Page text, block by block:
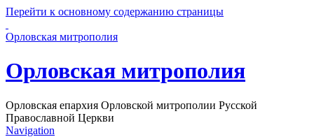
Перейти к основному содержанию страницы
Орловская митрополия
Орловская митрополия
Орловская епархия Орловской митрополии Русской
Православной Церкви
Navigation